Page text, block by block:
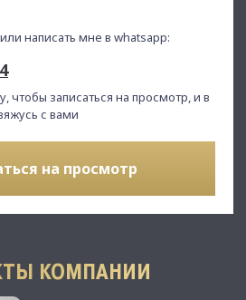
написать мне в whatsapp:
чтобы записаться на просмотр, и в
с вами
на просмотр
КОМПАНИИ